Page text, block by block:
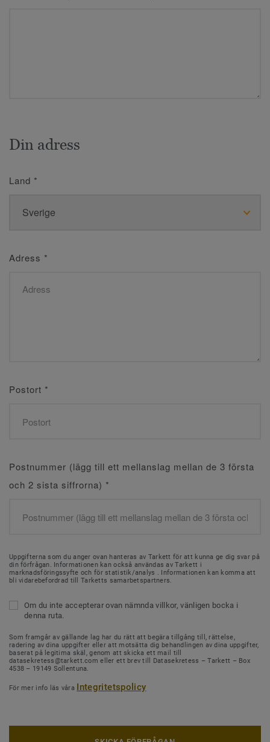
Din adress
Land *
Adress *
Postort *
Postnummer (lägg till ett mellanslag mellan de 3 första
och 2 sista siffrorna) *
Uppgifterna som du anger ovan hanteras av Tarkett för att kunna ge dig svar på
din förfrågan. Informationen kan också användas av Tarkett i
marknadsföringssyfte och för statistik/analys . Informationen kan komma att
bli vidarebefordrad till Tarketts samarbetspartners.
Om du inte accepterar ovan nämnda villkor, vänligen bocka i
denna ruta.
Som framgår av gällande lag har du rätt att begära tillgång till, rättelse,
radering av dina uppgifter eller att motsätta dig behandlingen av dina uppgifter,
baserat på legitima skäl, genom att skicka ett mail till
datasekretess@tarkett.com eller ett brev till Datasekretess – Tarkett – Box
4538 – 19149 Sollentuna.
För mer info läs våra Integritetspolicy